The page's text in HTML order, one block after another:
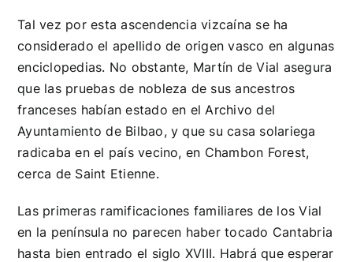
Tal vez por esta ascendencia vizcaína se ha
considerado el apellido de origen vasco en algunas
enciclopedias. No obstante, Martín de Vial asegura
que las pruebas de nobleza de sus ancestros
franceses habían estado en el Archivo del
Ayuntamiento de Bilbao, y que su casa solariega
radicaba en el país vecino, en Chambon Forest,
cerca de Saint Etienne.
Las primeras ramificaciones familiares de los Vial
en la península no parecen haber tocado Cantabria
hasta bien entrado el siglo XVIII. Habrá que esperar